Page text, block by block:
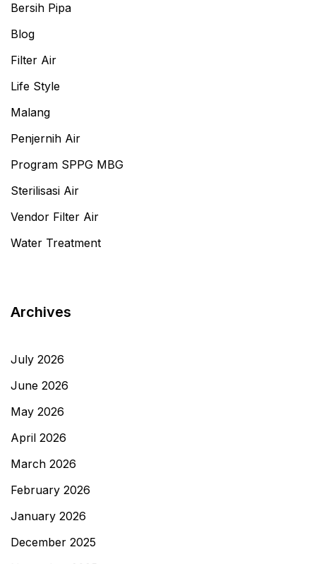
Bersih Pipa
Blog
Filter Air
Life Style
Malang
Penjernih Air
Program SPPG MBG
Sterilisasi Air
Vendor Filter Air
Water Treatment
Archives
July 2026
June 2026
May 2026
April 2026
March 2026
February 2026
January 2026
December 2025